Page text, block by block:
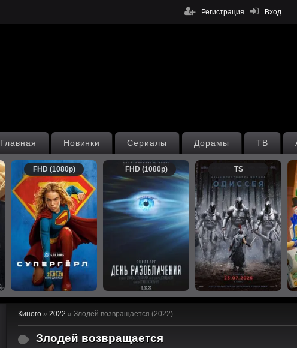
Вход
Регистрация
ТВ
Дорамы
Сериалы
Новинки
Главная
FHD (1080p) FHD (1080p) TS
Киного » 2022 » Злодей возвращается (2022)
Злодей возвращается